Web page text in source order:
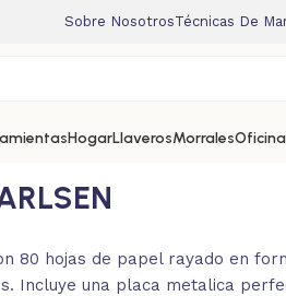
Sobre NosotrosTécnicas De
HogarLlaverosMorralesOficina
80 hojas de papel rayado en
Incluye una placa metalica